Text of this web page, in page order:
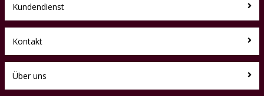
Kundendienst
Kontakt
Über uns